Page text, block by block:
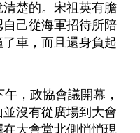
楚的。宋祖英有膽
己從海軍招待所陪
車，而且還身負起
，政協會議開幕，
沒有從廣場到大會
大會堂北側悄悄現